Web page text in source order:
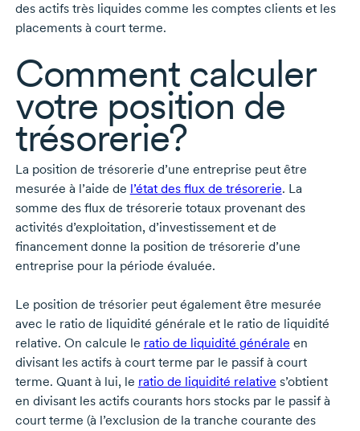
des actifs très liquides comme les comptes clients et les
placements à court terme.
Comment calculer
votre position de
trésorerie?
La position de trésorerie d’une entreprise peut être
mesurée à l’aide de l’état des flux de trésorerie. La
somme des flux de trésorerie totaux provenant des
activités d’exploitation, d’investissement et de
financement donne la position de trésorerie d’une
entreprise pour la période évaluée.
Le position de trésorier peut également être mesurée
avec le ratio de liquidité générale et le ratio de liquidité
relative. On calcule le ratio de liquidité générale en
divisant les actifs à court terme par le passif à court
terme. Quant à lui, le ratio de liquidité relative s’obtient
en divisant les actifs courants hors stocks par le passif à
court terme (à l’exclusion de la tranche courante des